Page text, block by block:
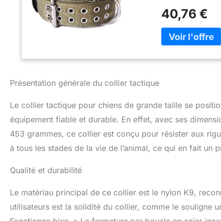
boucle cobra,
votre chien : nos
chien et
vous apporte un
chasse Plus de
races comme
rottweilers, les
les whippets et
que leurs
chiens, avoir un
un retour et un
40,76 €
Présentation générale du collier tactique
Le collier tactique pour chiens de grande taille se
équipement fiable et durable. En effet, avec ses
453 grammes, ce collier est conçu pour résister aux
à tous les stades de la vie de l’animal, ce qui en fait un
Qualité et durabilité
Le matériau principal de ce collier est le nylon K9,
utilisateurs est la solidité du collier, comme le souligne